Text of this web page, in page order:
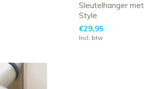
Sleutelhanger
Style
€29,95
Incl. btw